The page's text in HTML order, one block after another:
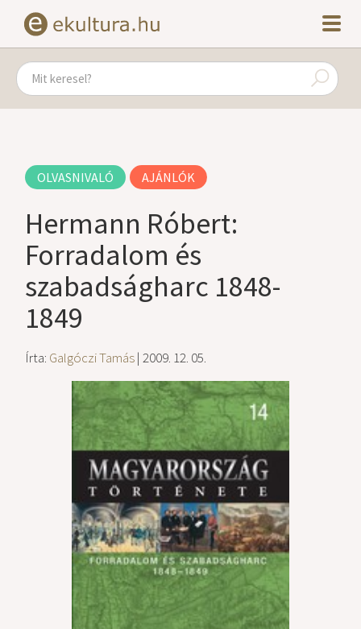
OLVASNIVALÓ AJÁNLÓK
Hermann Róbert:
Forradalom és
szabadságharc 1848-
1849
Írta: Galgóczi Tamás| 2009. 12. 05.